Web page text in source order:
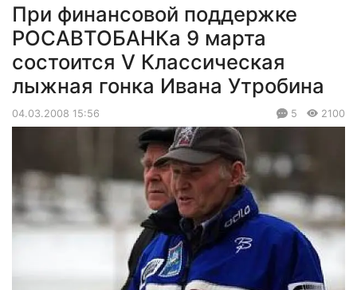
При финансовой поддержке
РОСАВТОБАНКа 9 марта
состоится V Классическая
лыжная гонка Ивана Утробина
04.03.2008 15:56 5 2100